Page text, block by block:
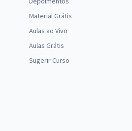
Material Grátis
Aulas ao Vivo
Aulas Grátis
Sugerir Curso